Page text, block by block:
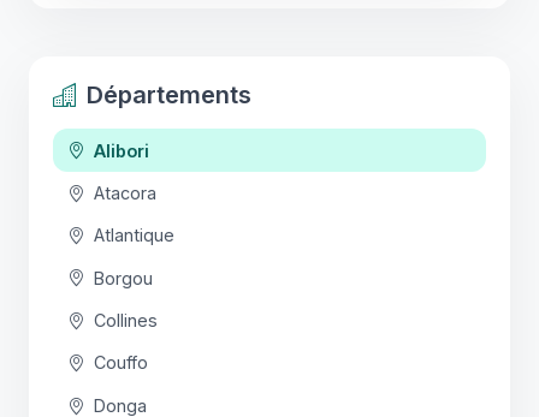
Départements
Alibori
Atacora
Atlantique
Borgou
Collines
Couffo
Donga